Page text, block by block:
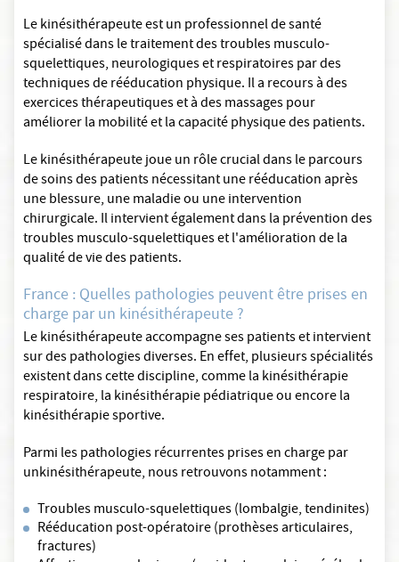
Le kinésithérapeute est un professionnel de santé
spécialisé dans le traitement des troubles musculo-
squelettiques, neurologiques et respiratoires par des
techniques de rééducation physique. Il a recours à des
exercices thérapeutiques et à des massages pour
améliorer la mobilité et la capacité physique des patients.
Le kinésithérapeute joue un rôle crucial dans le parcours
de soins des patients nécessitant une rééducation après
une blessure, une maladie ou une intervention
chirurgicale. Il intervient également dans la prévention des
troubles musculo-squelettiques et l'amélioration de la
qualité de vie des patients.
France : Quelles pathologies peuvent être prises en
charge par un kinésithérapeute ?
Le kinésithérapeute accompagne ses patients et intervient
sur des pathologies diverses. En effet, plusieurs spécialités
existent dans cette discipline, comme la kinésithérapie
respiratoire, la kinésithérapie pédiatrique ou encore la
kinésithérapie sportive.
Parmi les pathologies récurrentes prises en charge par
unkinésithérapeute, nous retrouvons notamment :
Troubles musculo-squelettiques (lombalgie, tendinites)
Rééducation post-opératoire (prothèses articulaires,
fractures)